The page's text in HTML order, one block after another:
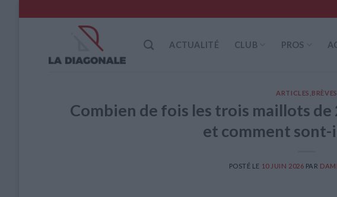
to
ACTUALITÉ CLUB PROS
ARTICLES BRÈVES
Combien de fois les trois maillots
et comment sont-
POSTÉ LE 10 JUIN 2026 PAR